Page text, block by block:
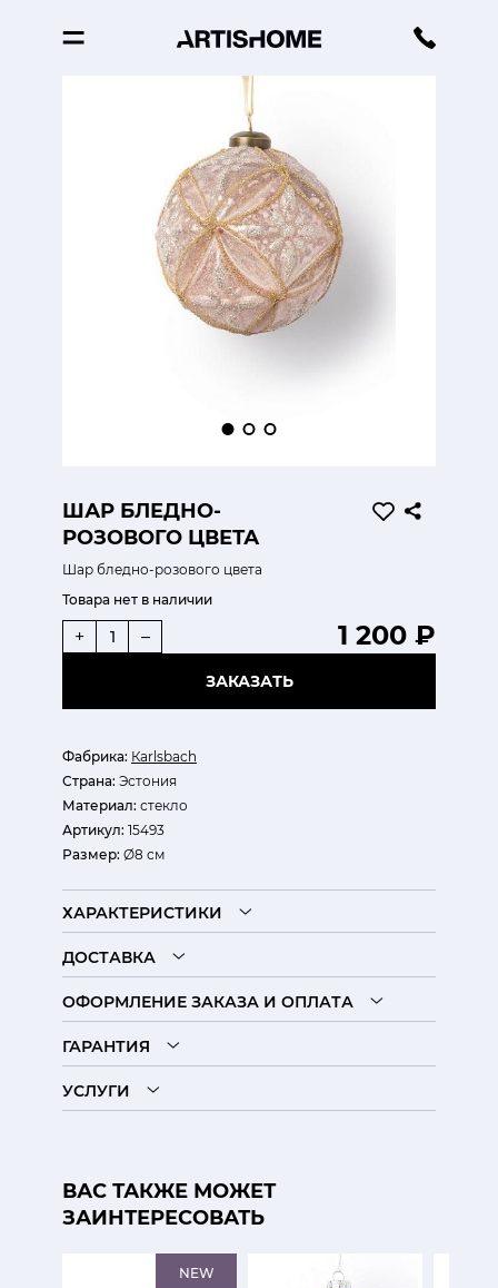
ШАР БЛЕДНО-
РОЗОВОГО ЦВЕТА
Шар бледно-розового цвета
Фабрика: Кarlsbach
Страна: Эстония
Материал: стекло
Артикул: 15493
Размер: Ø8 см
Товара нет в наличии
1 200 ₽
+ –
ЗАКАЗАТЬ
ХАРАКТЕРИСТИКИ
ДОСТАВКА
ОФОРМЛЕНИЕ ЗАКАЗА И ОПЛАТА
ГАРАНТИЯ
УСЛУГИ
ВАС ТАКЖЕ МОЖЕТ
ЗАИНТЕРЕСОВАТЬ
NEW